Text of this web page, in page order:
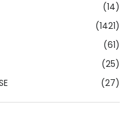
(14)
(1421)
(61)
(25)
(27)